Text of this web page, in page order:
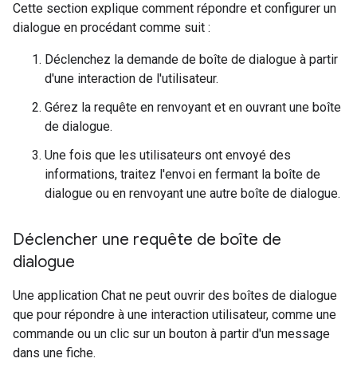
Cette section explique comment répondre et configurer un
dialogue en procédant comme suit :
Déclenchez la demande de boîte de dialogue à partir
d'une interaction de l'utilisateur.
Gérez la requête en renvoyant et en ouvrant une boîte
de dialogue.
Une fois que les utilisateurs ont envoyé des
informations, traitez l'envoi en fermant la boîte de
dialogue ou en renvoyant une autre boîte de dialogue.
Déclencher une requête de boîte de
dialogue
Une application Chat ne peut ouvrir des boîtes de dialogue
que pour répondre à une interaction utilisateur, comme une
commande ou un clic sur un bouton à partir d'un message
dans une fiche.